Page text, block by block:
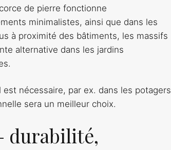
de pierre fonctionne
minimalistes, ainsi que dans les
à proximité des bâtiments, les massifs
alternative dans les jardins
nécessaire, par ex. dans les potagers
sera un meilleur choix.
durabilité,